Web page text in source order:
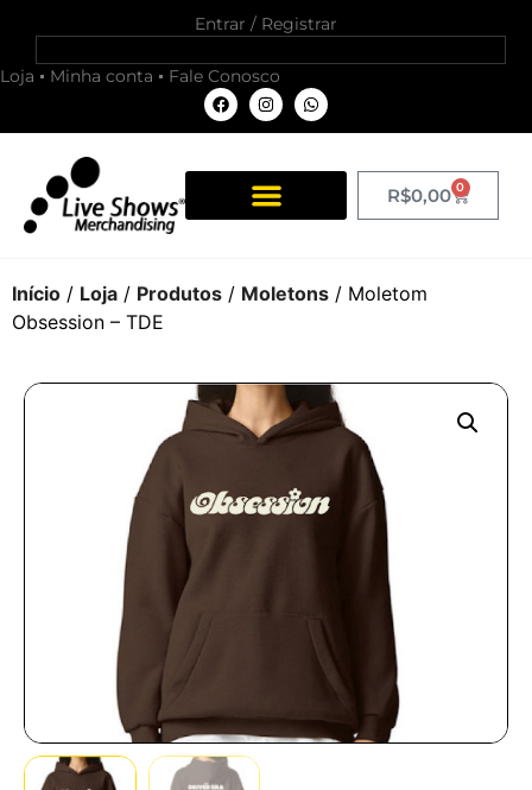
Entrar / Registrar
Loja Minha conta Fale Conosco
R$0,00 0
Início / Loja / Produtos / Moletons / Moletom
Obsession – TDE